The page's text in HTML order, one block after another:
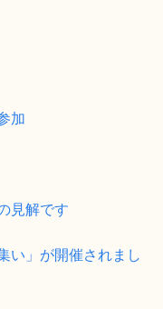
加
見解です
い」が開催されまし